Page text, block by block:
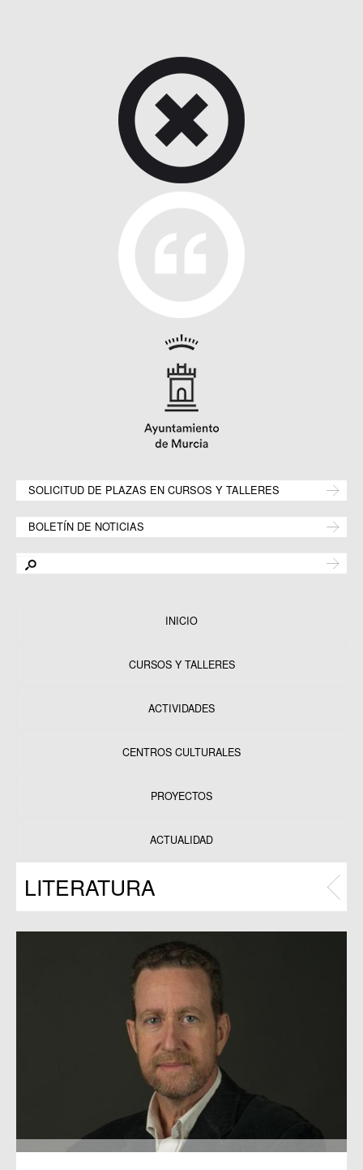
SOLICITUD DE PLAZAS EN CURSOS Y TALLERES
BOLETÍN DE NOTICIAS
INICIO
CURSOS Y TALLERES
ACTIVIDADES
CENTROS CULTURALES
PROYECTOS
Programas
ACTUALIDAD
LITERATURA